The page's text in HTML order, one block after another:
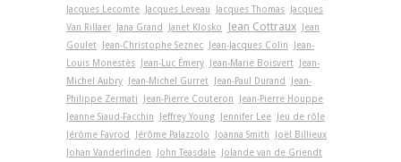
Jacques Lecomte Jacques Leveau Jacques Thomas Jacques
Van Rillaer Jana Grand Janet Klosko Jean Cottraux Jean
Goulet Jean-Christophe Seznec Jean-Jacques Colin
Jean-
Louis Monestès Jean-Luc Émery Jean-Marie Boisvert Jean-
Michel Aubry Jean-Michel Gurret Jean-Paul Durand
Jean-
Philippe Zermati
Jean-Pierre Couteron
Jean-Pierre Houppe
Jeanne Siaud-Facchin
Jeffrey Young Jennifer Lee Jeu de rôle
Jérôme Favrod
Jérôme Palazzolo Joanna Smith
Joël Billieux
Johan Vanderlinden
John Teasdale Jolande van de Griendt